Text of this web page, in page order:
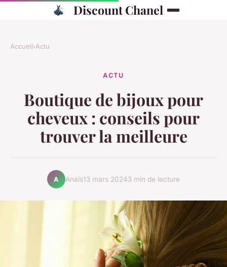
Discount Chanel
Accueil›Actu
ACTU
Boutique de bijoux pour
cheveux : conseils pour
trouver la meilleure
A Anaïs13 mars 20243 min de lecture